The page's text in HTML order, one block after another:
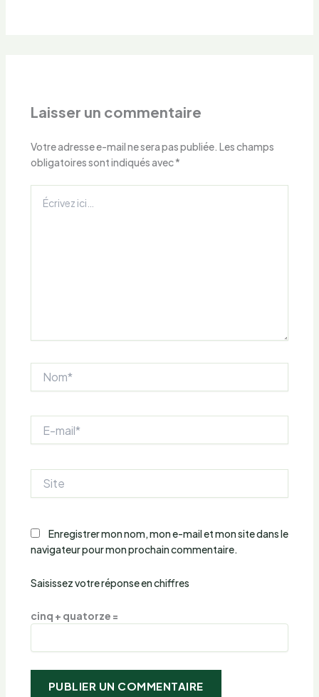
Laisser un commentaire
Votre adresse e-mail ne sera pas publiée. Les champs
obligatoires sont indiqués avec*
ici…
mail*
Enregistrer mon nom, mon e-mail et mon site dans le
navigateur pour mon prochain commentaire.
Saisissez votre réponse en chiffres
cinq + quatorze =